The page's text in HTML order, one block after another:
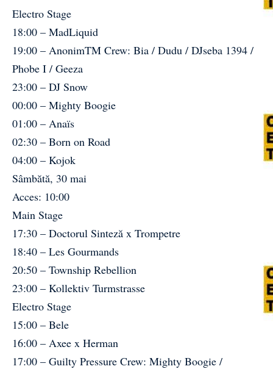
Electro Stage
18:00 – MadLiquid
19:00 – AnonimTM Crew: Bia / Dudu / DJseba 1394 /
Phobe I / Geeza
23:00 – DJ Snow
00:00 – Mighty Boogie
01:00 – Anaïs
02:30 – Born on Road
04:00 – Kojok
Sâmbătă, 30 mai
Acces: 10:00
Main Stage
17:30 – Doctorul Sinteză x Trompetre
18:40 – Les Gourmands
20:50 – Township Rebellion
23:00 – Kollektiv Turmstrasse
Electro Stage
15:00 – Bele
16:00 – Axee x Herman
17:00 – Guilty Pressure Crew: Mighty Boogie /